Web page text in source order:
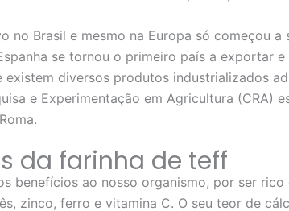
no Brasil e mesmo na Europa só começou
se tornou o primeiro país a exportar
existem diversos produtos industrializados
e Experimentação em Agricultura (CRA)
da farinha de teff
benefícios ao nosso organismo, por ser rico
zinco, ferro e vitamina C. O seu teor de